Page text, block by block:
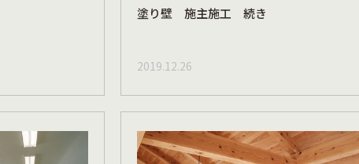
塗り壁 施主施工 続き
2019.12.26